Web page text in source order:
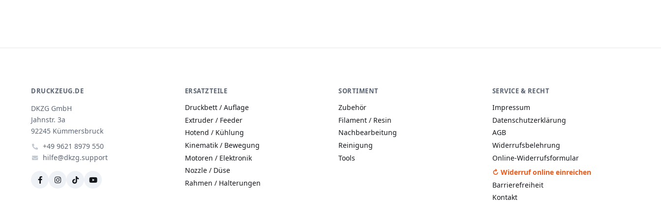
DRUCKZEUG.DE
DKZG GmbH
Jahnstr. 3a
92245 Kümmersbruck
+49 9621 8979 550
hilfe@dkzg.support
ERSATZTEILE
Druckbett / Auflage
Extruder / Feeder
Hotend / Kühlung
Kinematik / Bewegung
Motoren / Elektronik
Nozzle / Düse
Rahmen / Halterungen
SORTIMENT
Zubehör
Filament / Resin
Nachbearbeitung
Reinigung
Tools
SERVICE & RECHT
Impressum
Datenschutzerklärung
AGB
Widerrufsbelehrung
Online-Widerrufsformular
↻ Widerruf online einreichen
Barrierefreiheit
Kontakt
A−